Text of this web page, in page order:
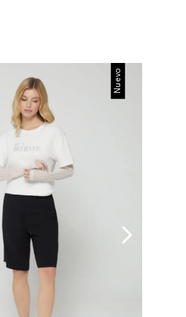
en la dirección
Nuevo